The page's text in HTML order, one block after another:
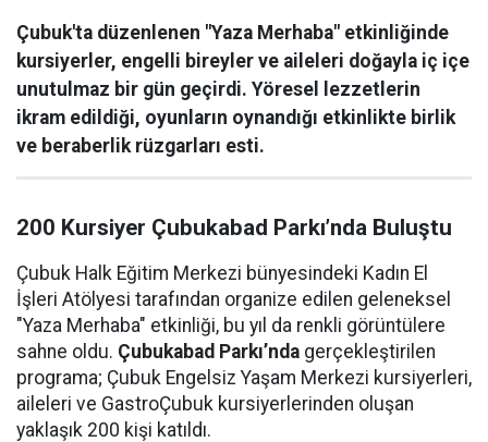
Çubuk'ta düzenlenen "Yaza Merhaba" etkinliğinde
kursiyerler, engelli bireyler ve aileleri doğayla iç içe
unutulmaz bir gün geçirdi. Yöresel lezzetlerin
ikram edildiği, oyunların oynandığı etkinlikte birlik
ve beraberlik rüzgarları esti.
200 Kursiyer Çubukabad Parkı’nda Buluştu
Çubuk Halk Eğitim Merkezi bünyesindeki Kadın El
İşleri Atölyesi tarafından organize edilen geleneksel
"Yaza Merhaba" etkinliği, bu yıl da renkli görüntülere
sahne oldu. Çubukabad Parkı’nda gerçekleştirilen
programa; Çubuk Engelsiz Yaşam Merkezi kursiyerleri,
aileleri ve GastroÇubuk kursiyerlerinden oluşan
yaklaşık 200 kişi katıldı.